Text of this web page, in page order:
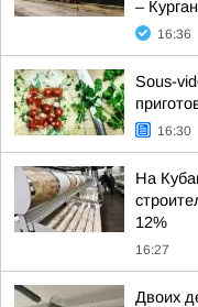
–
16:36
Sous-
16:30
На
12%
16:27
Двоих